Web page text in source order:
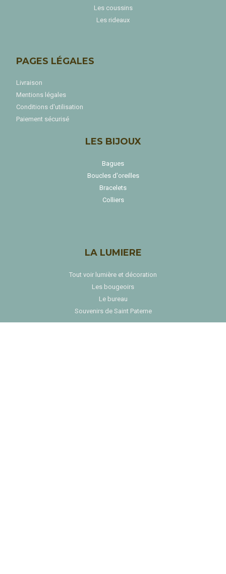
Les coussins
Les rideaux
PAGES LÉGALES
Livraison
Mentions légales
Conditions d'utilisation
Paiement sécurisé
LES BIJOUX
Bagues
Boucles d'oreilles
Bracelets
Colliers
LA LUMIERE
Tout voir lumière et décoration
Les bougeoirs
Le bureau
Souvenirs de Saint Paterne